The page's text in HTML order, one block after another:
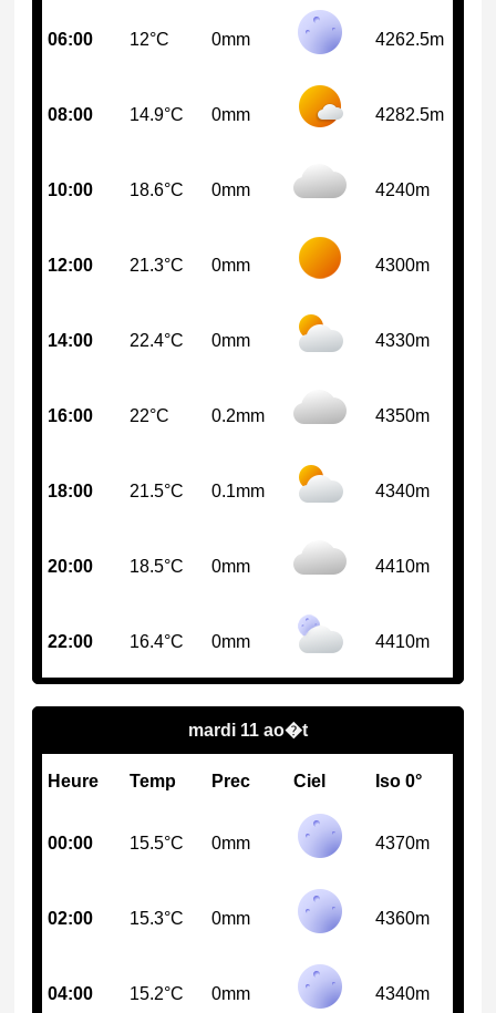
06:00 12°C 0mm 4262.5m
08:00 14.9°C 0mm 4282.5m
10:00 18.6°C 0mm 4240m
12:00 21.3°C 0mm 4300m
14:00 22.4°C 0mm 4330m
16:00 22°C 0.2mm 4350m
18:00 21.5°C 0.1mm 4340m
20:00 18.5°C 0mm 4410m
22:00 16.4°C 0mm 4410m
mardi 11 ao�t
Heure Temp Prec Ciel Iso 0°
00:00 15.5°C 0mm 4370m
02:00 15.3°C 0mm 4360m
04:00 15.2°C 0mm 4340m